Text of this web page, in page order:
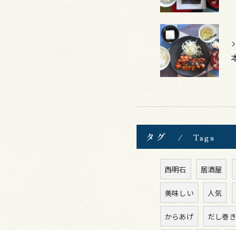
タグ Tags
西明石 居酒屋
美味しい 人気
からあげ だし巻き